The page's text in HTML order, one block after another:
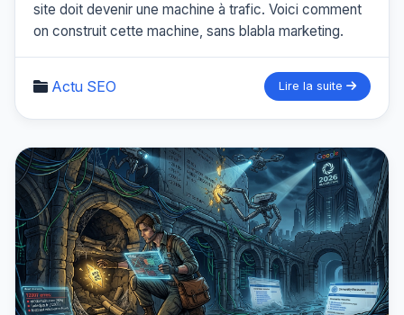
site doit devenir une machine à trafic. Voici comment
on construit cette machine, sans blabla marketing.
Actu SEO Lire la suite